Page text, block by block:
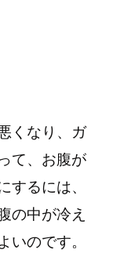
くなり、ガ
て、お腹が
るには、
の中が冷え
いのです。